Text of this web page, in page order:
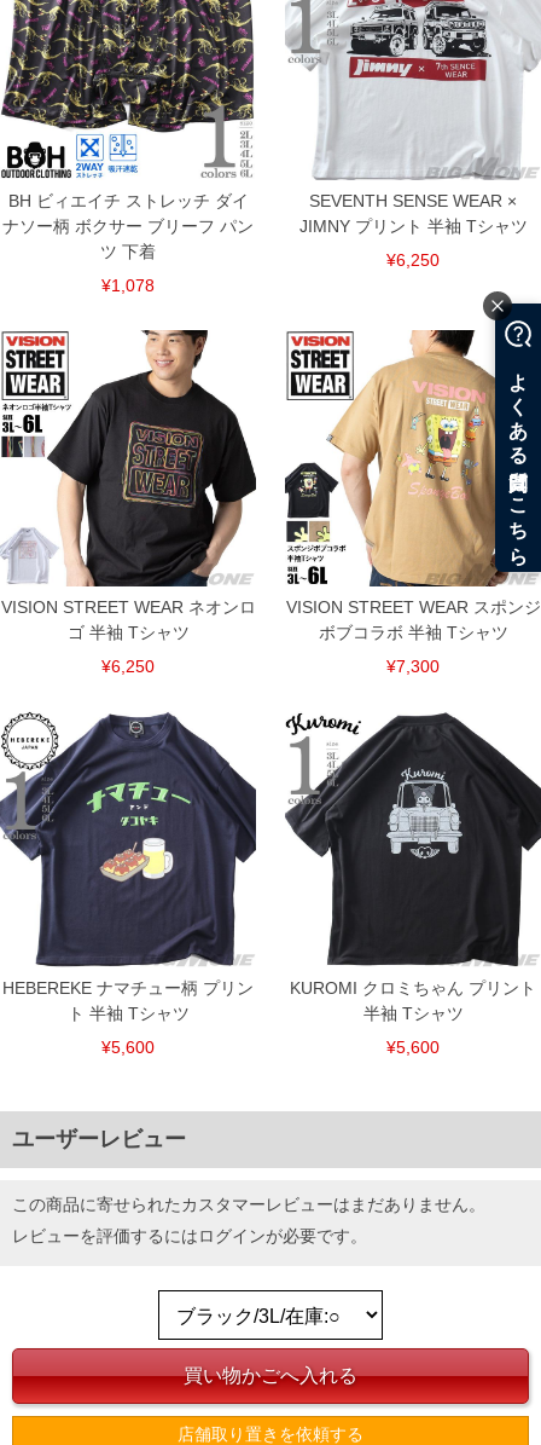
COLOR VARIATION
DETAIL
BH ビィエイチ ストレッチ ダイ
ナソー柄 ボクサー ブリーフ パン
ツ 下着
¥1,078
SEVENTH SENSE WEAR ×
JIMNY プリント 半袖 Tシャツ
¥6,250
VISION STREET WEAR ネオンロ
ゴ 半袖 Tシャツ
¥6,250
VISION STREET WEAR スポンジ
ボブコラボ 半袖 Tシャツ
¥7,300
HEBEREKE ナマチュー柄 プリン
ト 半袖 Tシャツ
¥5,600
KUROMI クロミちゃん プリント
半袖 Tシャツ
¥5,600
ユーザーレビュー
この商品に寄せられたカスタマーレビューはまだありません。
レビューを評価するにはログインが必要です。
店舗取り置きを依頼する